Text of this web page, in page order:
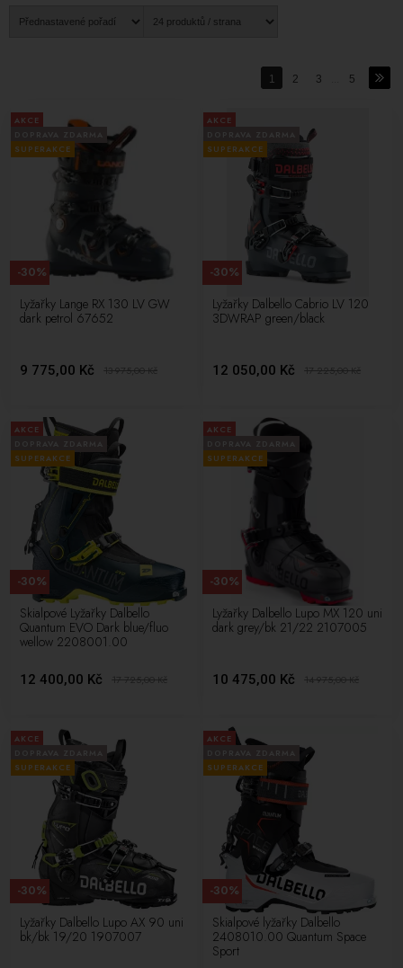
přenos a skladování. A pokud si přejete ještě větší dokonalost,
využijte službu bootfittingu pro úpravu lyžařských bot na míru vašim
potřebám.
1 2 3 5
AKCE
SUPERAKCE
Lyžařky Lange RX 130 LV GW
dark petrol 67652
9 775,00 Kč 13 975,00Kč
-30%
AKCE
SUPERAKCE
Lyžařky Dalbello Cabrio LV 120
3DWRAP green/black
12 050,00 Kč 17 225,00Kč
-30%
AKCE
SUPERAKCE
Skialpové Lyžařky Dalbello
Quantum EVO Dark blue/fluo
wellow 2208001.00
12 400,00 Kč 17 725,00Kč
-30%
AKCE
SUPERAKCE
Lyžařky Dalbello Lupo MX 120 uni
dark grey/bk 21/22 2107005
10 475,00 Kč 14 975,00Kč
-30%
AKCE
SUPERAKCE
Lyžařky Dalbello Lupo AX 90 uni
bk/bk 19/20 1907007
-30%
AKCE
SUPERAKCE
Skialpové lyžařky Dalbello
2408010.00 Quantum Space
Sport
-30%